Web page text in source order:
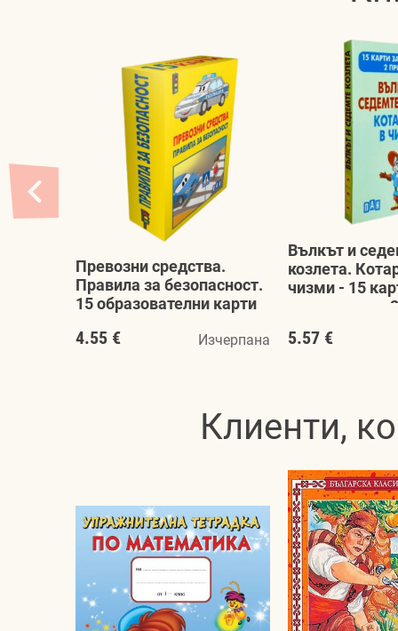
Превозни средства.
Правила за безопасност.
15 образователни карти
4.55 € Изчерпана
Вълкът и
козлета.
чизми - 15
подреждане.
5.57 €
Клиенти,